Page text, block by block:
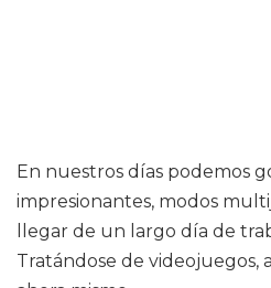
En nuestros días podemos
impresionantes, modos
llegar de un largo día de
Tratándose de videojuegos,